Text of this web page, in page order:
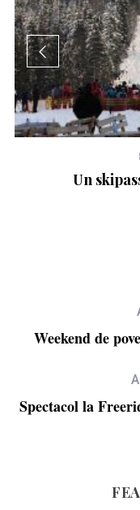
Un
Weekend de
Spectacol la